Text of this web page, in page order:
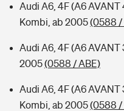
Audi A6, 4F (A6 AVANT
Kombi, ab 2005(0588 /
Audi A6, 4F (A6 AVANT
2005(0588 / ABE)
Audi A6, 4F (A6 AVANT
Kombi, ab 2005(0588 /